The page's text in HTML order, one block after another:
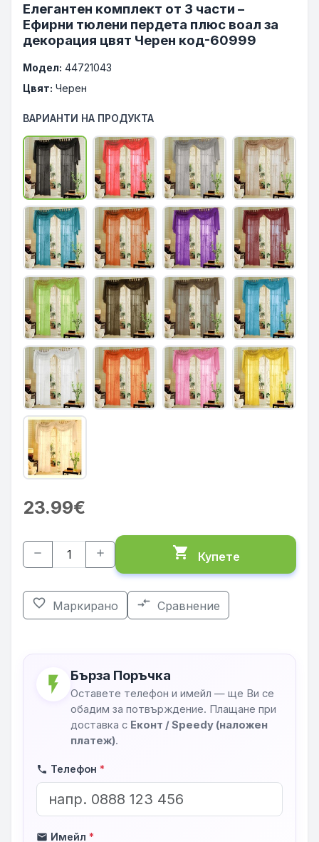
Елегантен комплект от 3 части –
Ефирни тюлени пердета плюс воал за
декорация цвят Черен код-60999
Модел: 44721043
Цвят: Черен
ВАРИАНТИ НА ПРОДУКТА
23.99€
remove add shopping_cart Купете
favorite_border Маркирано compare_arrows Сравнение
flash_on Бърза Поръчка
Оставете телефон и имейл — ще Ви се
обадим за потвърждение. Плащане при
доставка с Еконт / Speedy (наложен
платеж).
phone Телефон *
mail Имейл *